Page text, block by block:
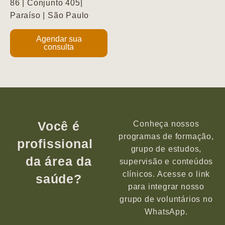
86 | Conjunto 405|
Paraíso | São Paulo
Agendar sua
consulta
Você é
profissional
da área da
saúde?
Conheça nossos
programas de formação,
grupo de estudos,
supervisão e conteúdos
clínicos. Acesse o link
para integrar nosso
grupo de voluntários no
WhatsApp.